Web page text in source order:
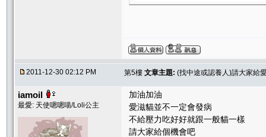
2011-12-30 02:12 PM 第5樓 文章主題: (找中途或認養人)請大家給
iamoil
最愛: 天使嗯嗯喵/Loli公主
加油加油
愛滋貓並不一定會發病
不給壓力吃好好就跟一般貓一樣
請大家給個機會吧